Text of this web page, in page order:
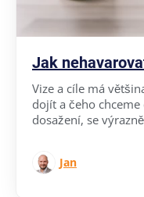
Jak
Vize a cíle má
dojít a čeho
dosažení, se
Jan